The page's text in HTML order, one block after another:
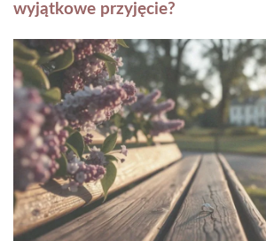
wyjątkowe przyjęcie?